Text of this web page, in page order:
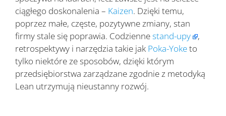
ciągłego doskonalenia – Kaizen. Dzięki temu,
poprzez małe, częste, pozytywne zmiany, stan
firmy stale się poprawia. Codziennestand-upy
,
retrospektywy i narzędzia takie jak Poka-Yoketo
tylko niektóre ze sposobów, dzięki którym
przedsiębiorstwa zarządzane zgodnie z metodyką
Lean utrzymują nieustanny rozwój.